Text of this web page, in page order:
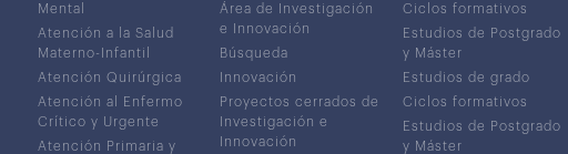
Mental
Atención a la Salud
Materno-Infantil
Atención Quirúrgica
Atención al Enfermo
Crítico y Urgente
Atención Primaria y
Área de Investigación
e Innovación
Búsqueda
Innovación
Proyectos cerrados de
Investigación e
Innovación
Ciclos formativos
Estudios de Postgrado
y Máster
Estudios de grado
Ciclos formativos
Estudios de Postgrado
y Máster